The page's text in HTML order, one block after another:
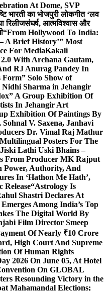
At Dome, SVP
भारती का भोजपुरी लोकगीत ‘लव
रिलीजसंघर्ष, आत्मविश्वास और
“From Hollywood To India:
A Brief History’” Most
For MediaKakali
With Archana Gautam,
RJ Anurag Pandey In
Form” Solo Show of
Sharma in Jehangir
A Group Exhibition Of
In Jehangir Art
Exhibition Of Paintings By
V. Saxena, Janhavi
Dr. Vimal Raj Mathur
Posters For The
Lathi Uski Bhains –
From Producer MK Rajput
Power, Authority, And
In ‘Hathon Me Hath’,
Release“Astrology Is
Shastri Declares At
Among India’s Top
The Digital World By
Film Director Smeep
Of Nearly ₹10 Crore
High Court And Supreme
Of Human Rights
2026 On June 05, At Hotel
On GLOBAL
Resounding Victory in the
Mahamandal Elections;